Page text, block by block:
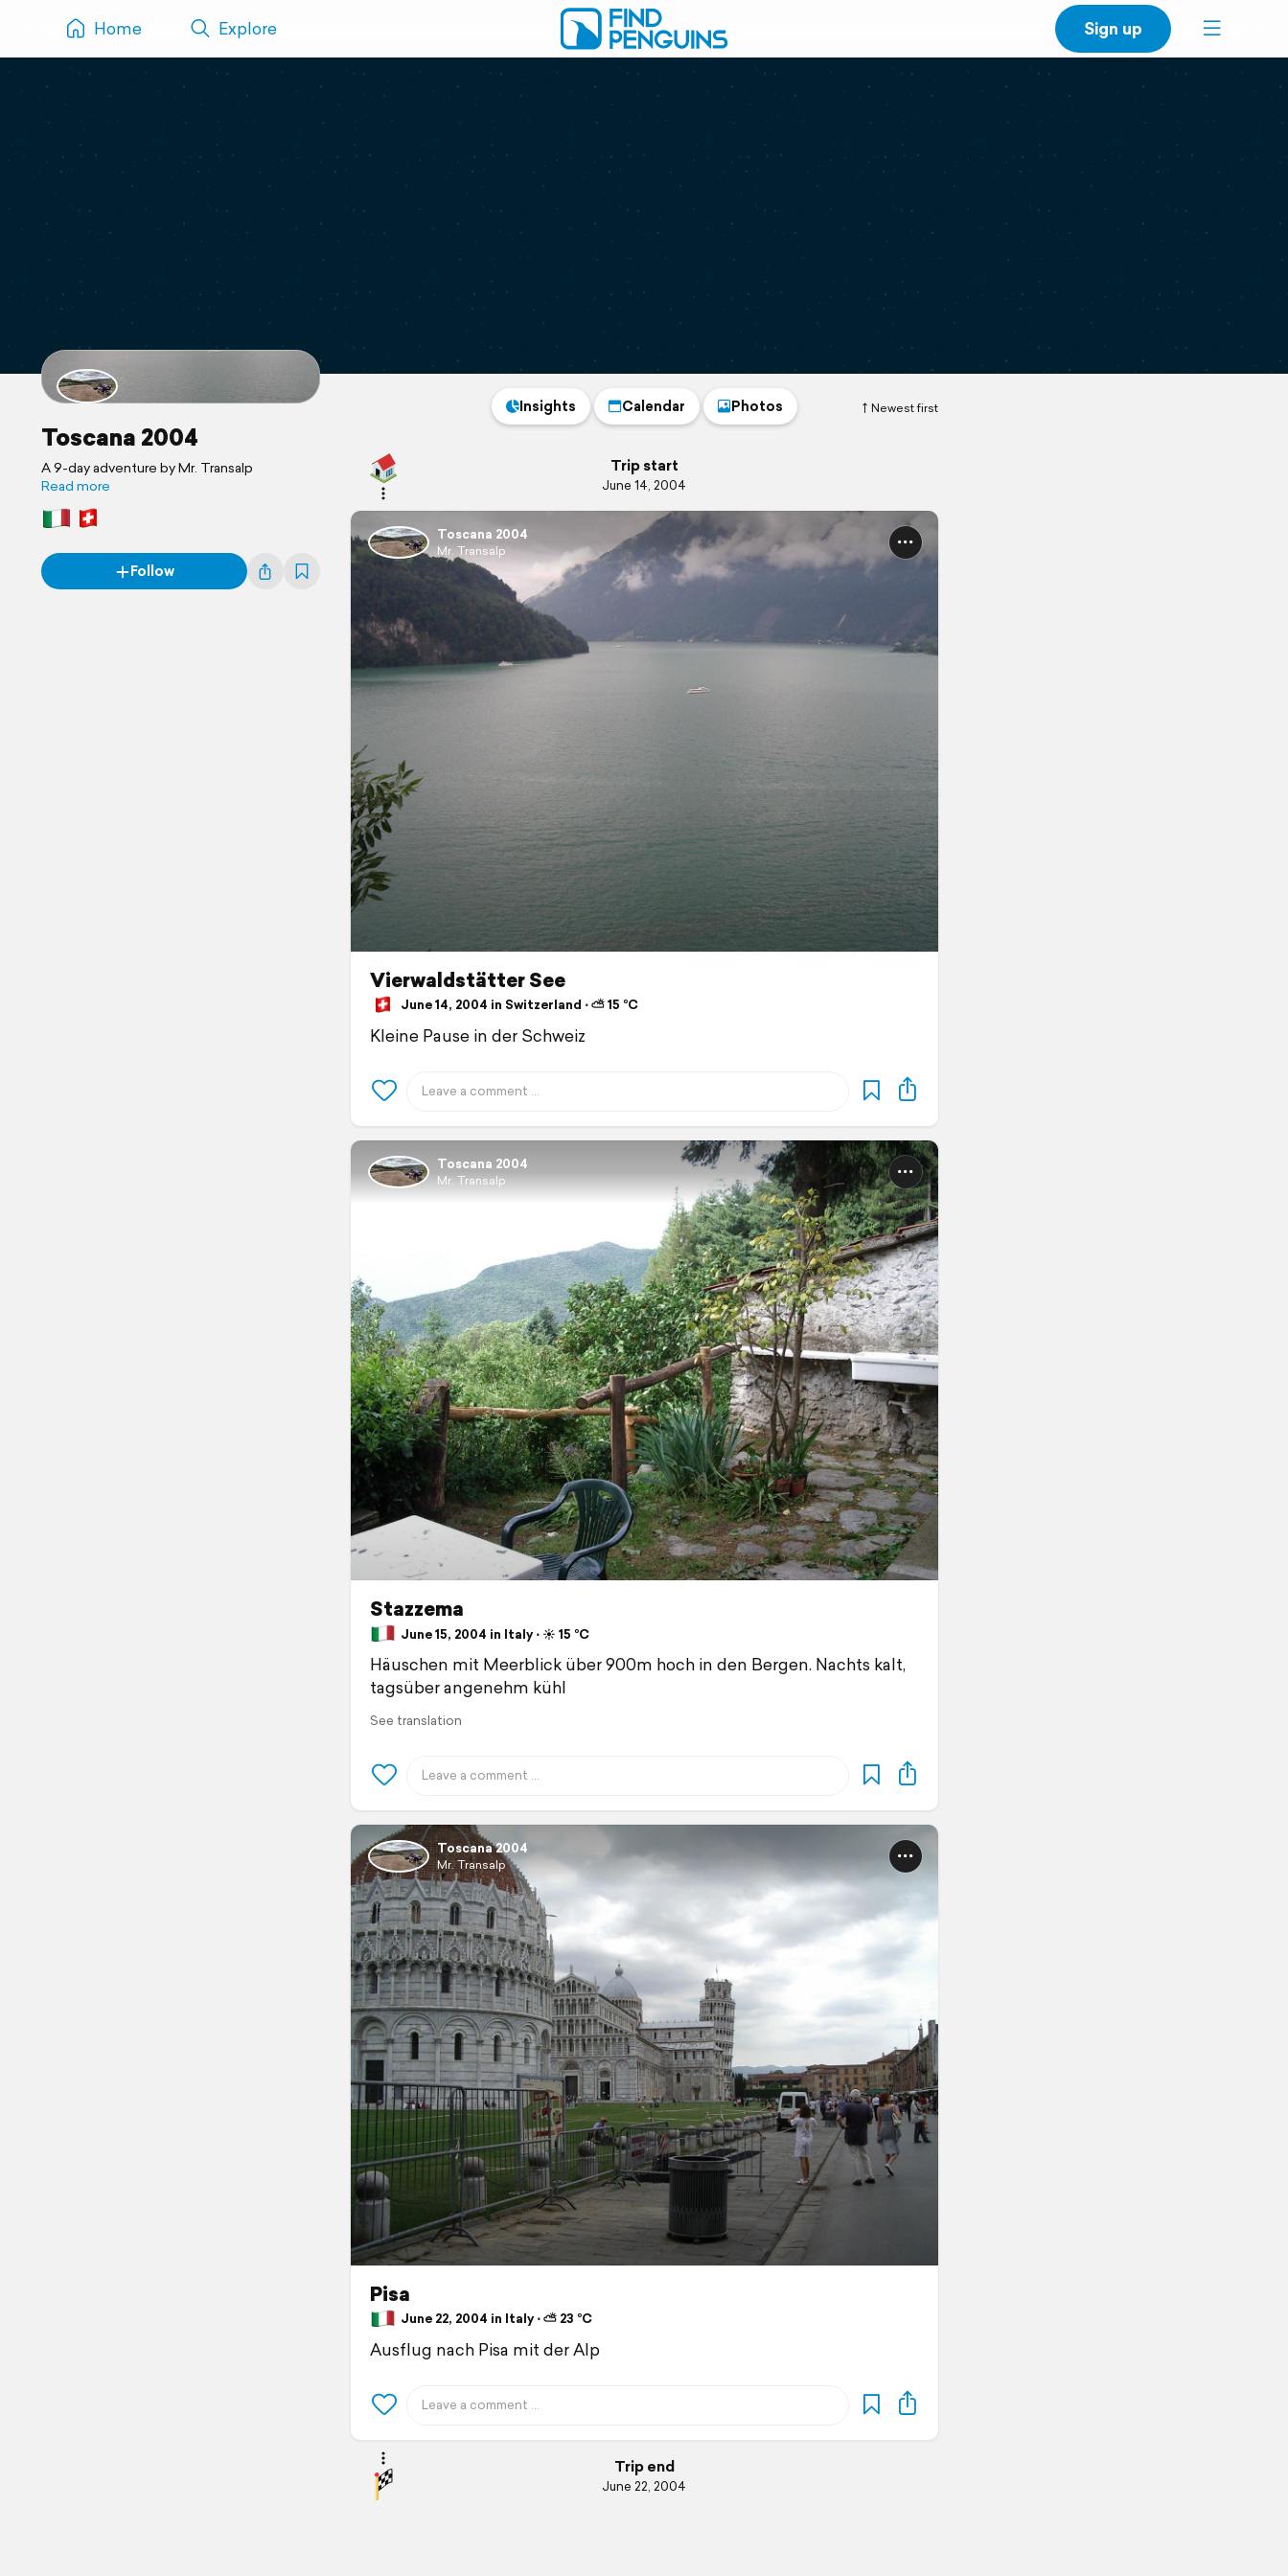
Home Explore Sign up
Toscana 2004
A 9-day adventure by Mr. Transalp
Read more
Follow
Newest first
Insights Calendar Photos
Trip start
June 14, 2004
Toscana 2004
Mr. Transalp
Vierwaldstätter See
June 14, 2004 in Switzerland ⋅ ⛅ 15 °C
Kleine Pause in der Schweiz
Toscana 2004
Mr. Transalp
Stazzema
June 15, 2004 in Italy ⋅ ☀️ 15 °C
Häuschen mit Meerblick über 900m hoch in den Bergen. Nachts kalt,
tagsüber angenehm kühl
See translation
Toscana 2004
Mr. Transalp
Pisa
June 22, 2004 in Italy ⋅ ⛅ 23 °C
Ausflug nach Pisa mit der Alp
Trip end
June 22, 2004